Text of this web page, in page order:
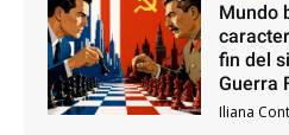
Mundo
fin del
Guerra
Iliana